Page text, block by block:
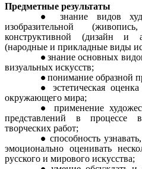
Предметные результаты
знание видов
изобразительной
конструктивной (дизайн и
(народные и прикладные виды
знание основных
визуальных искусств;
понимание образной
эстетическая
окружающего мира;
применение
представлений в процессе
творческих работ;
способность
эмоционально оценивать
русского и мирового искусства;